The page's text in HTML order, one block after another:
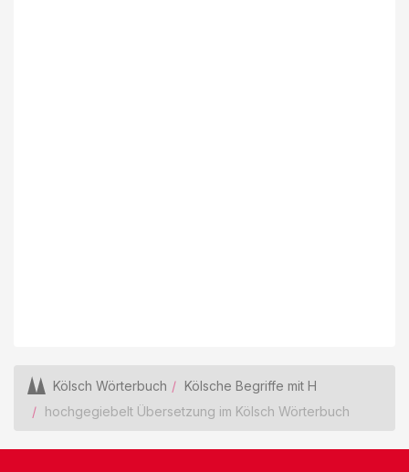
Kölsch Wörterbuch
Kölsche Begriffe mit H
hochgegiebelt Übersetzung im Kölsch Wörterbuch